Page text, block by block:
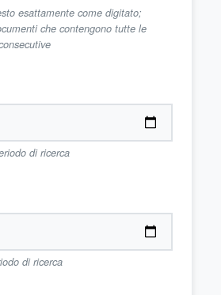
esattamente come digitato;
che contengono tutte le
di ricerca
di ricerca